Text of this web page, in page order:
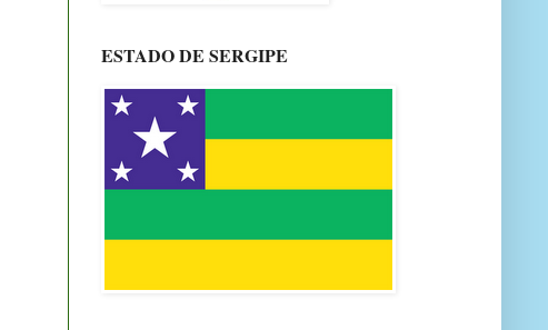
ESTADO DE SERGIPE